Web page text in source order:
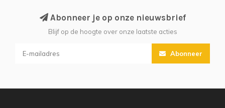
Abonneer je op onze nieuwsbrief
Blijf op de hoogte over onze laatste acties
Abonneer